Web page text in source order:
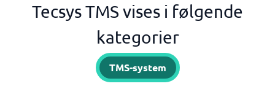
Tecsys TMS vises i følgende
kategorier
TMS-system